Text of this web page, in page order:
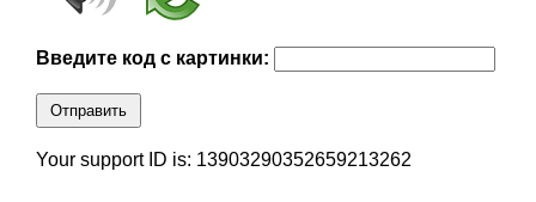
Введите код с картинки:
Отправить
Your support ID is: 13903290352659213262